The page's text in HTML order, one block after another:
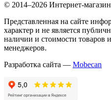
© 2014–2026 Интернет-
Представленная на сайте
характер и не является
наличии и стоимости товаров
менеджеров.
Разработка сайта — Mobecan